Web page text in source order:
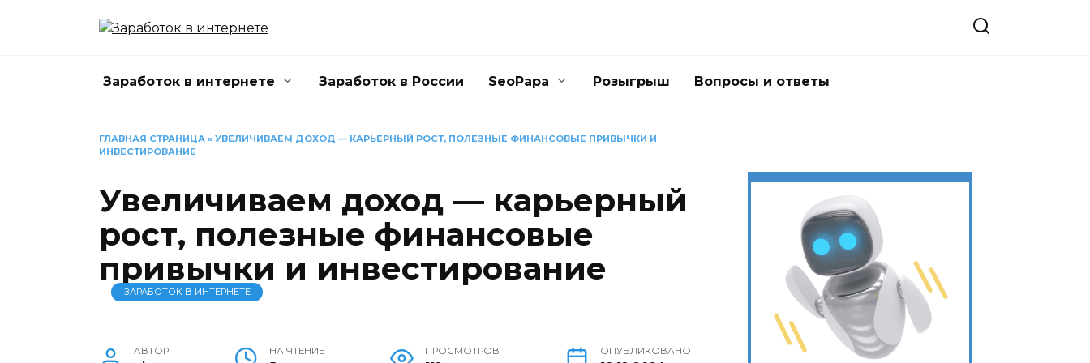
Заработок в интернете Заработок в России SeoPapa Розыгрыш Вопросы и ответы
ГЛАВНАЯ СТРАНИЦА » УВЕЛИЧИВАЕМ ДОХОД — КАРЬЕРНЫЙ РОСТ, ПОЛЕЗНЫЕ ФИНАНСОВЫЕ ПРИВЫЧКИ И
ИНВЕСТИРОВАНИЕ
Увеличиваем доход — карьерный
рост, полезные финансовые
привычки и инвестирование
ЗАРАБОТОК В ИНТЕРНЕТЕ
АВТОР НА ЧТЕНИЕ ПРОСМОТРОВ ОПУБЛИКОВАНО